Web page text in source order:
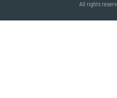
All rights